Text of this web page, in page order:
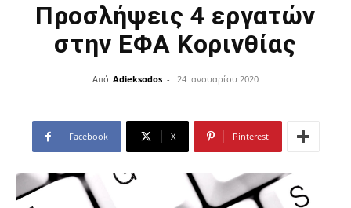
Προσλήψεις 4 εργατών
στην ΕΦΑ Κορινθίας
Από Adieksodos - 24 Ιανουαρίου 2020
Facebook X Pinterest